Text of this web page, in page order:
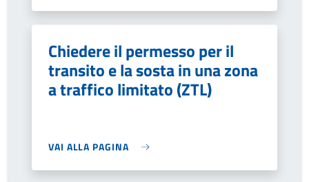
Chiedere il permesso per il
transito e la sosta in una zona
a traffico limitato (ZTL)
VAI ALLA PAGINA